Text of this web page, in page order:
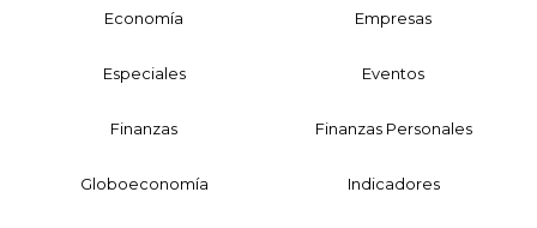
Economía Empresas
Especiales Eventos
Finanzas Finanzas Personales
Globoeconomía Indicadores